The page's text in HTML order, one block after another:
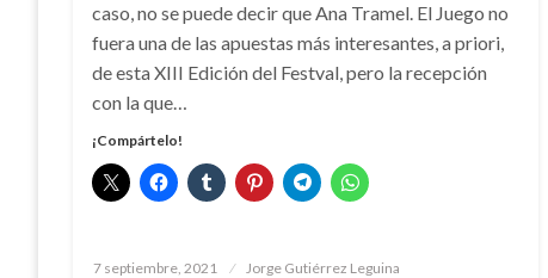
caso, no se puede decir que Ana Tramel. El Juego no
fuera una de las apuestas más interesantes, a priori,
de esta XIII Edición del Festval, pero la recepción
con la que…
¡Compártelo!
Publicado
7 septiembre, 2021 Jorge Gutiérrez Leguina